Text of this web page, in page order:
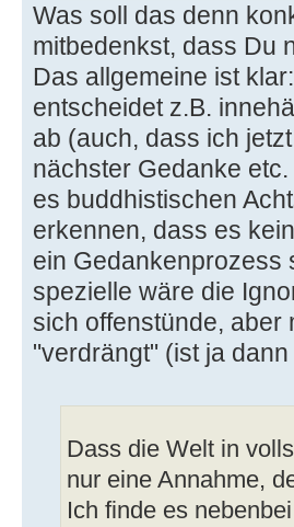
Was soll das denn
mitbedenkst, dass Du
Das allgemeine ist
entscheidet z.B.
ab (auch, dass ich
nächster Gedanke
es buddhistischen
erkennen, dass es
ein Gedankenprozess
spezielle wäre die
sich offenstünde, aber
"verdrängt" (ist ja
Dass die Welt in
nur eine Annahme,
Ich finde es